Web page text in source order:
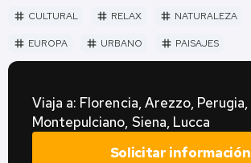
tag CULTURAL tag RELAX tag NATURALEZA
tag EUROPA tag URBANO tag PAISAJES
Viaja a: Florencia, Arezzo, Perugia,
Montepulciano, Siena, Lucca
Solicitar información